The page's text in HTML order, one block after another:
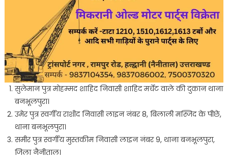
सुलेमान पुत्र मोहम्मद शाहिद निवासी शाहिद मर्चेंट वाले की दुकान थाना
बनभूलपुरा।
उमेर पुत्र स्वर्गीय राशीद निवासी लाइन नंबर 8, बिलाली मस्जिद के पीछे,
थाना बनभूलपुरा।
समीर पुत्र स्वर्गीय मुस्तकीम निवासी लाइन नंबर 9, थाना बनभूलपुरा,
जिला नैनीताल।